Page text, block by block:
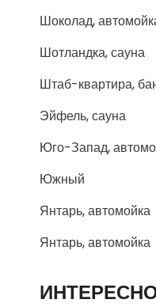
Шоколад,
Шотландка, сауна
Штаб-квартира,
Эйфель, сауна
Юго-Запад,
Южный
Янтарь, автомойка
Янтарь, автомойка